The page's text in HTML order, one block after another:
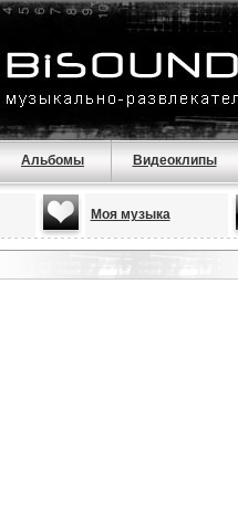
Альбомы Видеоклипы
Моя музыка